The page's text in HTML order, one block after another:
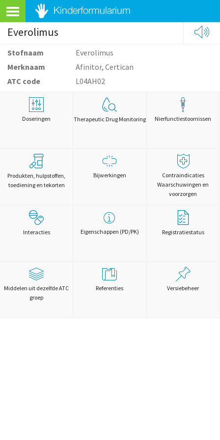
Everolimus
Stofnaam
Everolimus
Merknaam
Afinitor, Certican
ATC code
L04AH02
Doseringen Therapeutic Drug Monitoring Nierfunctiestoornissen
Produkten, hulpstoffen,
toediening en tekorten
Bijwerkingen
Contraindicaties
Waarschuwingen en
voorzorgen
Interacties Eigenschappen (PD/PK) Registratiestatus
Middelen uit dezelfde ATC
groep
Referenties Versiebeheer